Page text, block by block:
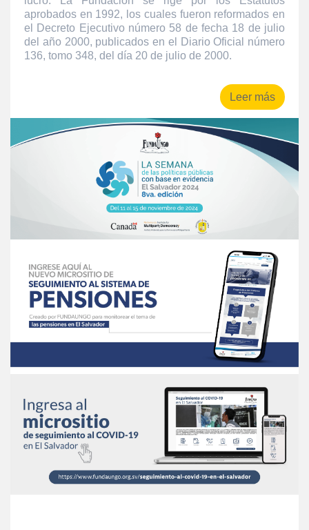
aprobados en 1992, los cuales fueron reformados en
el Decreto Ejecutivo número 58 de fecha 18 de julio
del año 2000, publicados en el Diario Oficial número
136, tomo 348, del día 20 de julio de 2000.
Leer más